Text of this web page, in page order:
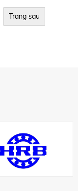
Trang sau